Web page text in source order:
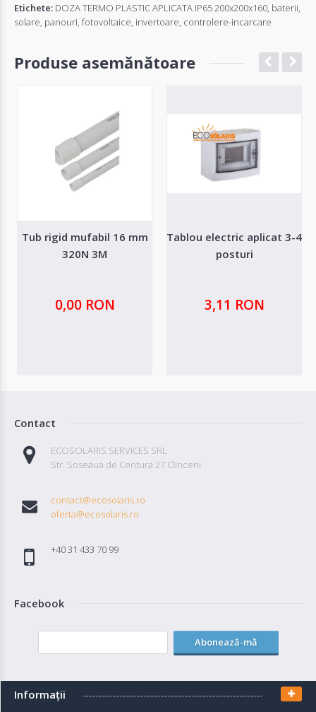
Etichete: DOZA TERMO PLASTIC APLICATA IP65 200x200x160 baterii
solare panouri fotovoltaice invertoare controlere-incarcare
Produse asemănătoare
Tub rigid mufabil 16 mm
320N 3M
0,00 RON
Tablou electric aplicat 3-4
posturi
3,11 RON
Contact
ECOSOLARIS SERVICES SRL
Str. Soseaua de Centura 27 Clinceni
contact@ecosolaris.ro
oferta@ecosolaris.ro
+40 31 433 70 99
Facebook
Abonează-mă
Informaţii